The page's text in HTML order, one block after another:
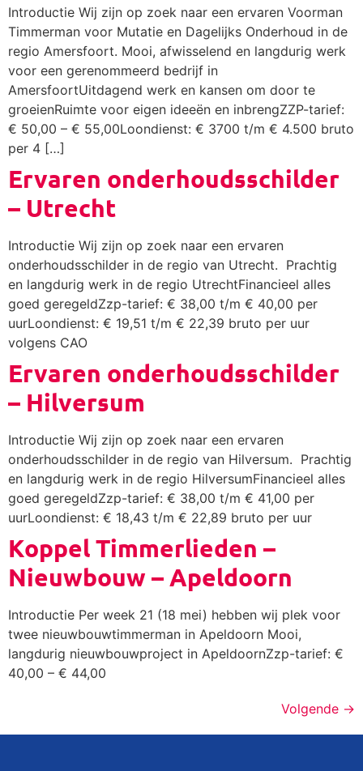
Introductie Wij zijn op zoek naar een ervaren Voorman
Timmerman voor Mutatie en Dagelijks Onderhoud in de
regio Amersfoort. Mooi, afwisselend en langdurig werk
voor een gerenommeerd bedrijf in
AmersfoortUitdagend werk en kansen om door te
groeienRuimte voor eigen ideeën en inbrengZZP-tarief:
€ 50,00 – € 55,00Loondienst: € 3700 t/m € 4.500 bruto
per 4 […]
Ervaren onderhoudsschilder
– Utrecht
Introductie Wij zijn op zoek naar een ervaren
onderhoudsschilder in de regio van Utrecht. Prachtig
en langdurig werk in de regio UtrechtFinancieel alles
goed geregeldZzp-tarief: € 38,00 t/m € 40,00 per
uurLoondienst: € 19,51 t/m € 22,39 bruto per uur
volgens CAO
Ervaren onderhoudsschilder
– Hilversum
Introductie Wij zijn op zoek naar een ervaren
onderhoudsschilder in de regio van Hilversum. Prachtig
en langdurig werk in de regio HilversumFinancieel alles
goed geregeldZzp-tarief: € 38,00 t/m € 41,00 per
uurLoondienst: € 18,43 t/m € 22,89 bruto per uur
Koppel Timmerlieden –
Nieuwbouw – Apeldoorn
Introductie Per week 21 (18 mei) hebben wij plek voor
twee nieuwbouwtimmerman in Apeldoorn Mooi,
langdurig nieuwbouwproject in ApeldoornZzp-tarief: €
40,00 – € 44,00
Volgende →